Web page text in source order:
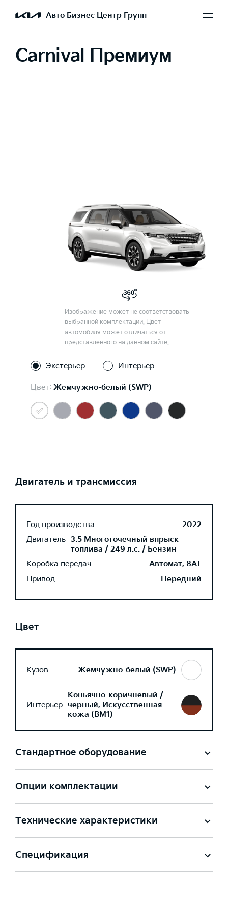
Авто Бизнес Центр Групп
Carnival Премиум
Изображение может не соответствовать
выбранной комплектации. Цвет
автомобиля может отличаться от
представленного на данном сайте.
Экстерьер Интерьер
Цвет: Жемчужно-белый (SWP)
Двигатель и трансмиссия
Год производства
2022
Двигатель 3.5 Многоточечный впрыск
топлива / 249 л.с. / Бензин
Коробка передач
Автомат, 8AT
Привод
Передний
Цвет
Кузов Жемчужно-белый (SWP)
Интерьер
Коньячно-коричневый /
черный, Искусственная
кожа (BM1)
Стандартное оборудование
Опции комплектации
Технические характеристики
Спецификация